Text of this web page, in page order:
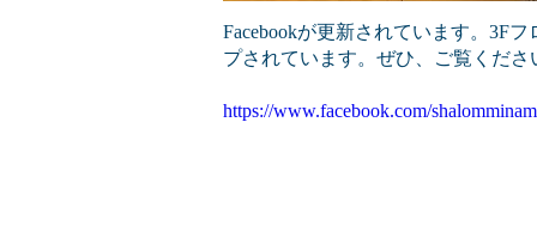
Facebookが更新されています。3F
プされています。ぜひ、ご覧くださ
https://www.facebook.com/